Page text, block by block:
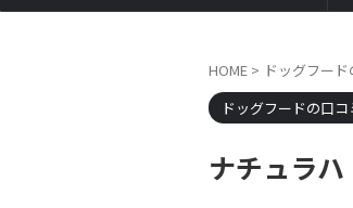
HOME > ドッグフー
ドッグフードの口コ
ナチュラ